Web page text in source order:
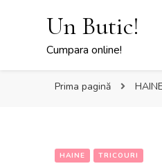
Un Butic!
Cumpara online!
Prima pagină HAINE
HAINE TRICOURI